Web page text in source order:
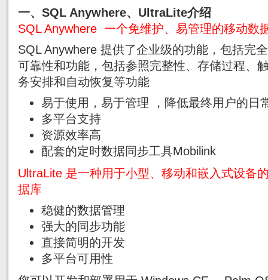
一、SQL Anywhere、UltraLite介绍
SQL Anywhere 一个免维护、易管理的移动数
SQL Anywhere 提供了企业级的功能，包括完
可靠性和功能，包括参照完整性、存储过程、
务安排和自动恢复等功能
易于使用，易于管理 ，降低最终用户的日
多平台支持
资源效率高
配套的定时数据同步工具Mobilink
UltraLite 是一种用于小型、移动和嵌入式设备
据库
稳健的数据管理
强大的同步功能
直接简明的开发
多平台可用性